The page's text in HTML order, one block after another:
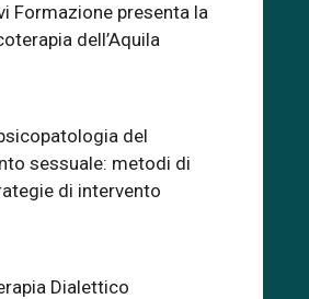
Formazione presenta la
dell’Aquila
del
sessuale: metodi di
di intervento
Dialettico